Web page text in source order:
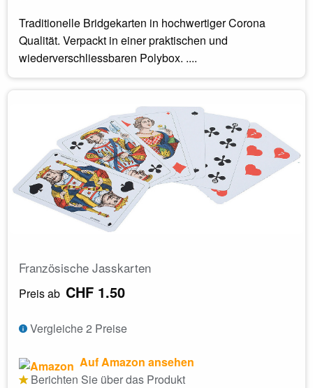
Traditionelle Bridgekarten in hochwertiger Corona
Qualität. Verpackt in einer praktischen und
wiederverschliessbaren Polybox. ....
Französische Jasskarten
Preis ab CHF 1.50
Vergleiche 2 Preise
Auf Amazon ansehen
Berichten Sie über das Produkt